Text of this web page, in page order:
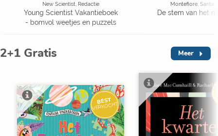
New Scientist, Redactie
Young Scientist Vakantieboek
- bomvol weetjes en puzzels
Montefiore, Santa
De stem van het
2+1 Gratis Meer
BEST
VERKOCHT